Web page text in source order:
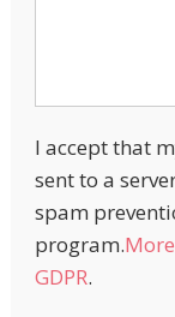
I accept that
sent to a
spam
program.
GDPR.